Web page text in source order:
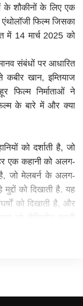
के शौकीनों के लिए एक
फिल्म जिसका
में 14 मार्च 2025 को
संबंधों पर आधारित
खान, इम्तियाज
फिल्म निर्माताओं ने
के बारे में और क्या
को दर्शाती है, जो
एक कहानी को अलग-
है, जो मेलबर्न के अलग-
को दिखाती है. यह
को दिखाती है, और